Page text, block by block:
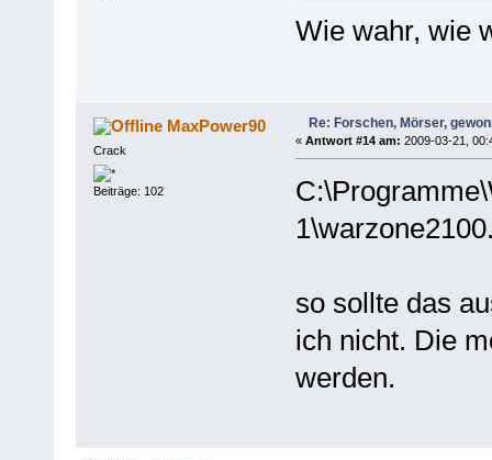
Wie wahr, wie
MaxPower90
Crack
Beiträge: 102
Re: Forschen, Mörser,
« Antwort #14 am: 2009-03-21,
so sollte das
ich nicht. Die
werden.